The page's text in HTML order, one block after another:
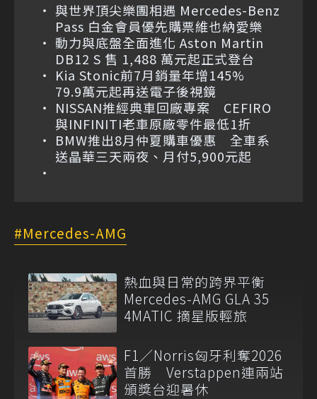
與世界頂尖樂團相遇 Mercedes-Benz
Pass 白金會員優先購票維也納愛樂
動力與底盤全面進化 Aston Martin
DB12 S 售 1,488 萬元起正式登台
Kia Stonic前7月銷量年增145%
79.9萬元起再送電子後視鏡
NISSAN推經典車回廠專案 CEFIRO
與INFINITI老車原廠零件最低1折
BMW推出8月仲夏購車優惠 全車系
送晶華三天兩夜、月付5,900元起
Mercedes-AMG
熱血與日常的跨界平衡
Mercedes-AMG GLA 35
4MATIC 摘星版輕旅
F1／Norris匈牙利奪2026
首勝 Verstappen連兩站
頒獎台迎暑休